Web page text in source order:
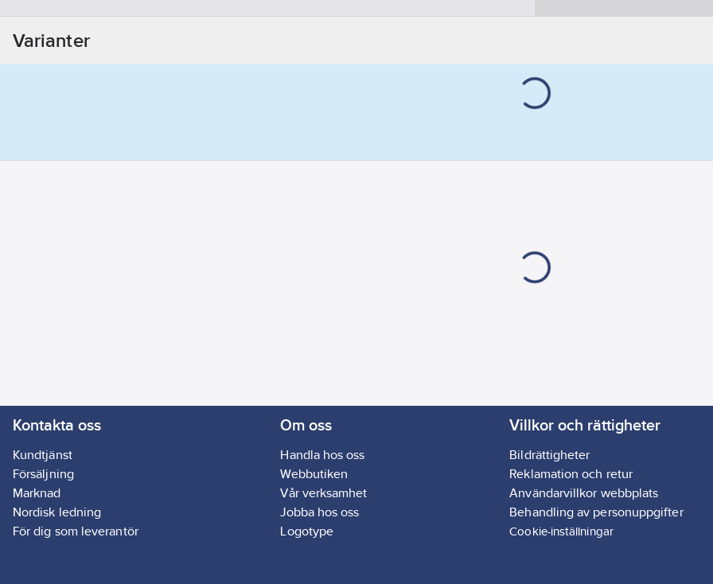
Varianter
Kontakta oss
Kundtjänst
Försäljning
Marknad
Nordisk ledning
För dig som leverantör
Om oss
Handla hos oss
Webbutiken
Vår verksamhet
Jobba hos oss
Logotype
Villkor och rättigheter
Bildrättigheter
Reklamation och retur
Användarvillkor webbplats
Behandling av personuppgifter
Cookie-inställningar